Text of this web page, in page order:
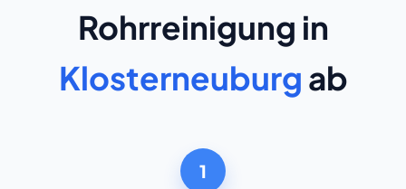
Rohrreinigung in
Klosterneuburg ab
1